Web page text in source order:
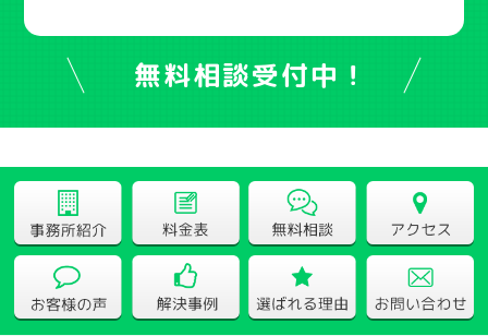
無料相談受付中！